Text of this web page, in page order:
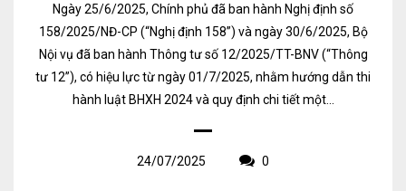
Ngày 25/6/2025, Chính phủ đã ban hành Nghị định số
158/2025/NĐ-CP (“Nghị định 158”) và ngày 30/6/2025, Bộ
Nội vụ đã ban hành Thông tư số 12/2025/TT-BNV (“Thông
tư 12”), có hiệu lực từ ngày 01/7/2025, nhằm hướng dẫn thi
hành luật BHXH 2024 và quy định chi tiết một...
24/07/2025 0